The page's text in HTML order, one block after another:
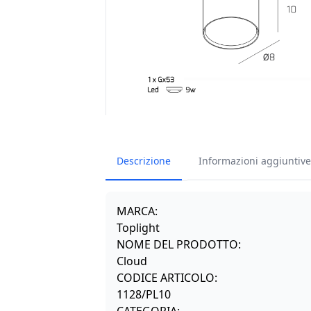
Descrizione Informazioni aggiuntive
MARCA:
Toplight
NOME DEL PRODOTTO:
Cloud
CODICE ARTICOLO:
1128/PL10